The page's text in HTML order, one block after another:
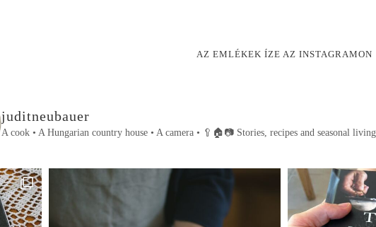
AZ EMLÉKEK ÍZE AZ INSTAGRAMON
juditneubauer
A cook • A Hungarian country house • A camera • 🥄🏠📷Stories, recipes and seasonal